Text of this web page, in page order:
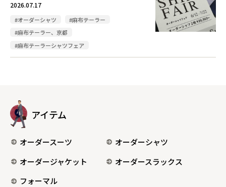
2026.07.17
#オーダーシャツ
#麻布テーラー
#麻布テーラー、京都
#麻布テーラーシャツフェア
アイテム
オーダースーツ
オーダーシャツ
オーダージャケット
オーダースラックス
フォーマル